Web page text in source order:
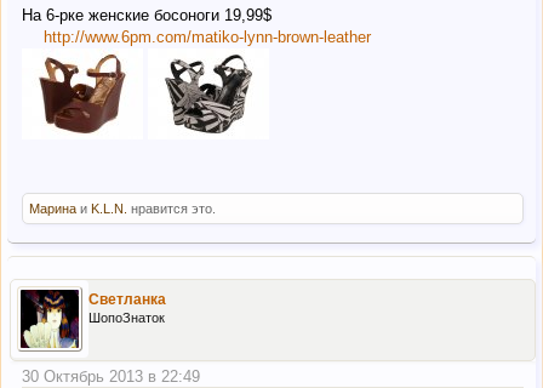
На 6-рке женские босоноги 19,99$
http://www.6pm.com/matiko-lynn-brown-leather
Марина и K.L.N. нравится это.
Светланка
ШопоЗнаток
30 Октябрь 2013 в 22:49